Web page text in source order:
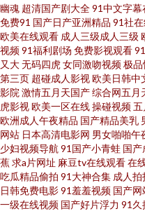
在线观看小视频 超碰这里只有精
国产日产欧美 日韩综合色 91专区
大香蕉伊人久久 日韩操逼AV 91色
综合av另类 大香蕉网伊 欧美setu
女诱惑 国内激情 日韩欧美色色
97超碰在线播放 九九九毛片在线
幽魂 超清国产剧大全91中文字幕
免费91 国产日产亚洲精品 91社
欧美在线观看 成人三级成人三级
视频91福利剧场 免费影视观看
又大无码四虎女同激吻视频极品
第三页 超碰成人影视欧美日韩中
影院 激情五月天国产综合网五月
虎影视欧美一区在线操碰视频五
欧洲成人午夜精品 国产精品美乳
网站 日本高清电影网 男女啪啪午
少妇视频导航 91国产小青蛙 国产
蕉求a片网址 麻豆tv在线观看在
吃瓜精品偷拍 91大神合集 成人
日韩免费电影91羞羞视频 国产网
一级在线视频 国产好片浮力 91久